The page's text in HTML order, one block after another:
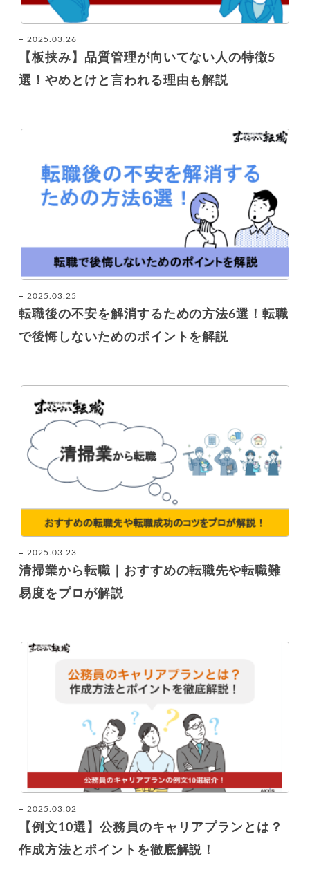
2025.03.26
【板挟み】品質管理が向いてない人の特徴5
選！やめとけと言われる理由も解説
2025.03.25
転職後の不安を解消するための方法6選！転職
で後悔しないためのポイントを解説
2025.03.23
清掃業から転職｜おすすめの転職先や転職難
易度をプロが解説
2025.03.02
【例文10選】公務員のキャリアプランとは？
作成方法とポイントを徹底解説！